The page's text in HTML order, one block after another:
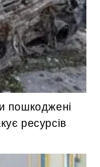
пошкоджені
ресурсів